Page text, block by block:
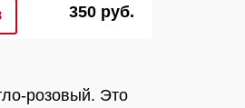
350 руб.
розовый. Это